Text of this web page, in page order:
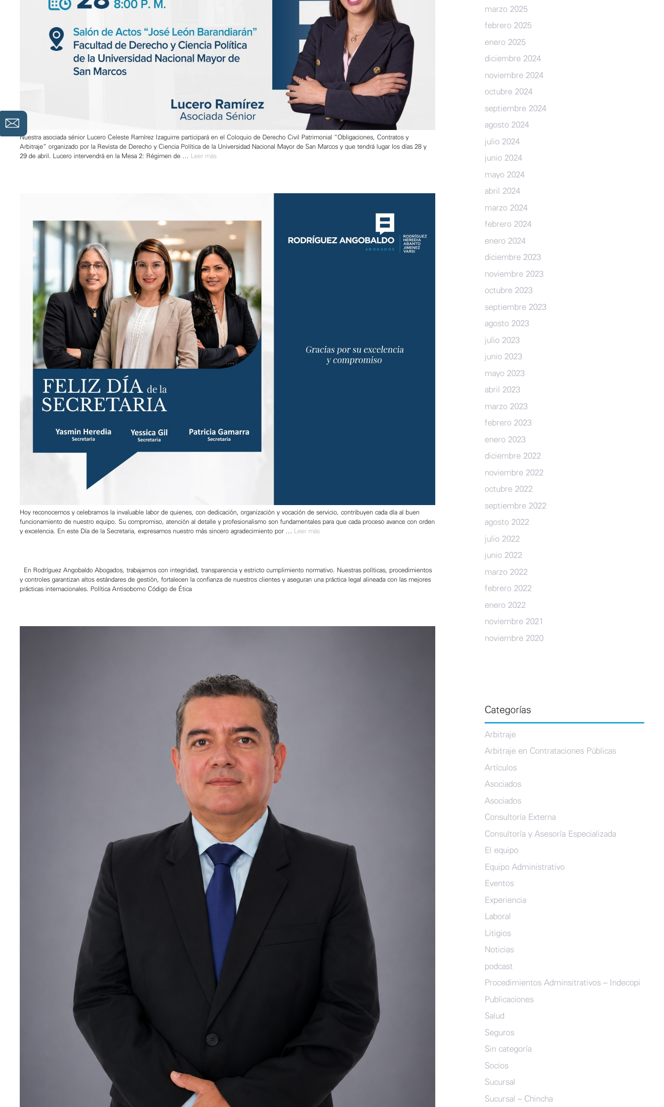
Nuestra asociada sénior Lucero Celeste Ramírez Izaguirre participará en el Coloquio de Derecho Civil Patrimonial “Obligaciones, Contratos y
Arbitraje” organizado por la Revista de Derecho y Ciencia Política de la Universidad Nacional Mayor de San Marcos y que tendrá lugar los días 28 y
29 de abril. Lucero intervendrá en la Mesa 2: Régimen de …
Leer más
Hoy reconocemos y celebramos la invaluable labor de quienes, con dedicación, organización y vocación de servicio, contribuyen cada día al buen
funcionamiento de nuestro equipo. Su compromiso, atención al detalle y profesionalismo son fundamentales para que cada proceso avance con orden
y excelencia. En este Día de la Secretaria, expresamos nuestro más sincero agradecimiento por … Leer más
En Rodríguez Angobaldo Abogados, trabajamos con integridad, transparencia y estricto cumplimiento normativo. Nuestras políticas, procedimientos
y controles garantizan altos estándares de gestión, fortalecen la confianza de nuestros clientes y aseguran una práctica legal alineada con las mejores
prácticas internacionales. Política Antisoborno Código de Ética
marzo 2025
febrero 2025
enero 2025
diciembre 2024
noviembre 2024
octubre 2024
septiembre 2024
agosto 2024
julio 2024
junio 2024
mayo 2024
abril 2024
marzo 2024
febrero 2024
enero 2024
diciembre 2023
noviembre 2023
octubre 2023
septiembre 2023
agosto 2023
julio 2023
junio 2023
mayo 2023
abril 2023
marzo 2023
febrero 2023
enero 2023
diciembre 2022
noviembre 2022
octubre 2022
septiembre 2022
agosto 2022
julio 2022
junio 2022
marzo 2022
febrero 2022
enero 2022
noviembre 2021
noviembre 2020
Categorías
Arbitraje
Arbitraje en Contrataciones Públicas
Artículos
Asociados
Asociados
Consultoría Externa
Consultoría y Asesoría Especializada
El equipo
Equipo Administrativo
Eventos
Experiencia
Laboral
Litigios
Noticias
podcast
Procedimientos Adminsitrativos – Indecopi
Publicaciones
Salud
Seguros
Sin categoría
Socios
Sucursal
Sucursal – Chincha